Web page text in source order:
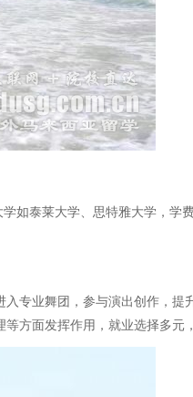
如泰莱大学、思特雅大学，学
专业舞团，参与演出创作，
方面发挥作用，就业选择多元